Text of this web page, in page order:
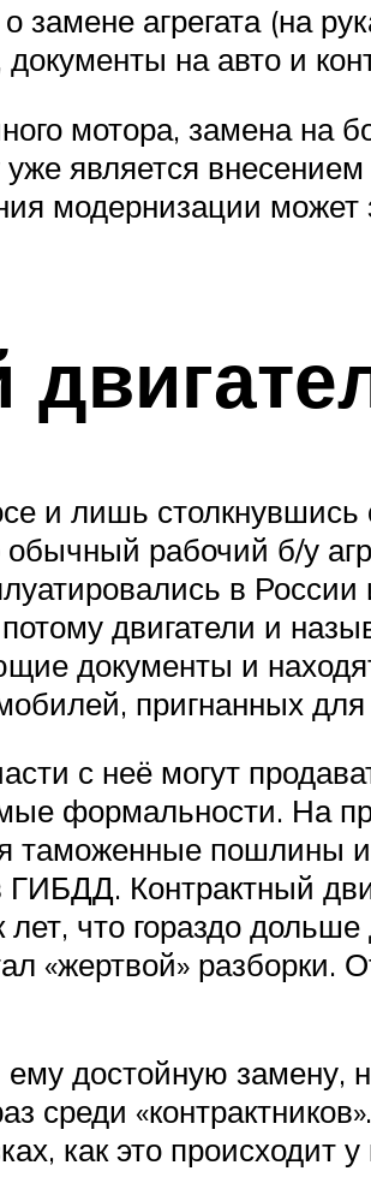
агрегата (на
на авто и
мотора, замена на
является
модернизации
и лишь
рабочий б/у
в
двигатели и
документы и
пригнанных для
с неё могут
формальности. На
таможенные пошлины
Контрактный
что гораздо дольше
«жертвой» разборки.
достойную замену,
среди
как это происходит